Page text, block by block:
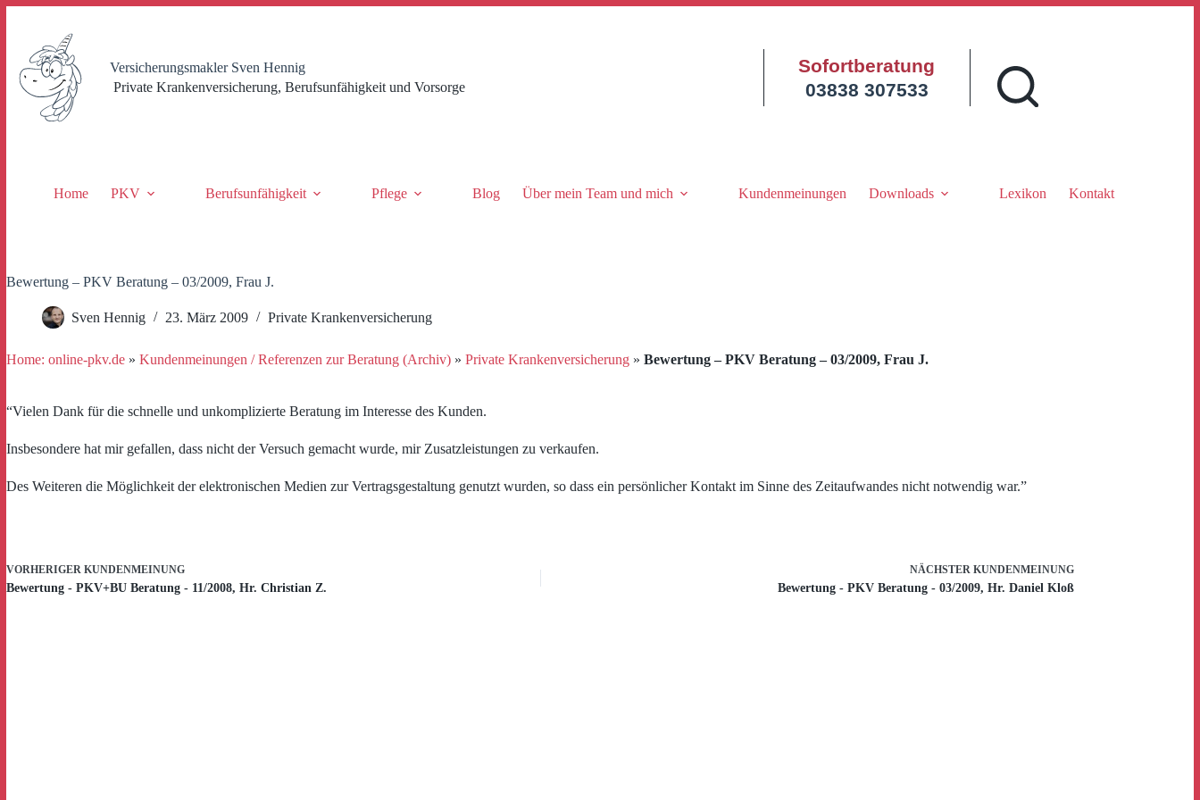
springen
Versicherungsmakler Sven Hennig
Private Krankenversicherung, Berufsunfähigkeit und Vorsorge
Sofortberatung
03838 307533
Home PKV Berufsunfähigkeit Pflege Blog Über mein Team und mich Kundenmeinungen Downloads Lexikon Kontakt
Bewertung – PKV Beratung – 03/2009, Frau J.
Sven Hennig 23. März 2009 Private Krankenversicherung
Home: online-pkv.de » Kundenmeinungen / Referenzen zur Beratung (Archiv) » Private Krankenversicherung » Bewertung – PKV Beratung – 03/2009, Frau J.
“Vielen Dank für die schnelle und unkomplizierte Beratung im Interesse des Kunden.
Insbesondere hat mir gefallen, dass nicht der Versuch gemacht wurde, mir Zusatzleistungen zu verkaufen.
Des Weiteren die Möglichkeit der elektronischen Medien zur Vertragsgestaltung genutzt wurden, so dass ein persönlicher Kontakt im Sinne des Zeitaufwandes nicht notwendig war.”
VORHERIGER KUNDENMEINUNG
Bewertung - PKV+BU Beratung - 11/2008, Hr. Christian Z.
NÄCHSTER KUNDENMEINUNG
Bewertung - PKV Beratung - 03/2009, Hr. Daniel Kloß